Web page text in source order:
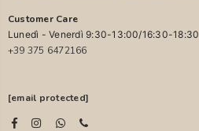
Customer Care
Lunedì - Venerdì 9:30-13:00/16:30-18:30
+39 375 6472166
[email protected]